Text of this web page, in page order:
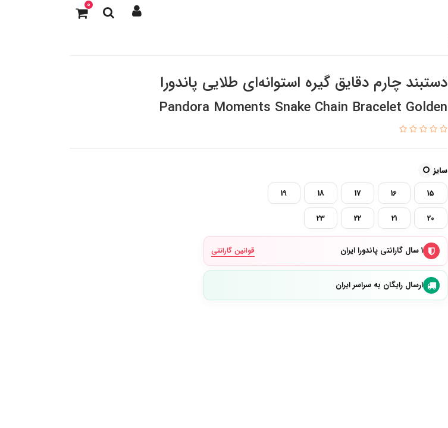
0
دستبند چارم دقایق گیره استوانه‌ای طلایی پاندورا
Pandora Moments Snake Chain Bracelet Golden
سایز
15
16
17
18
19
20
21
22
23
۱ سال گارانتی پاندورا ایران قوانین گارانتی
ارسال رایگان به سراسر ایران